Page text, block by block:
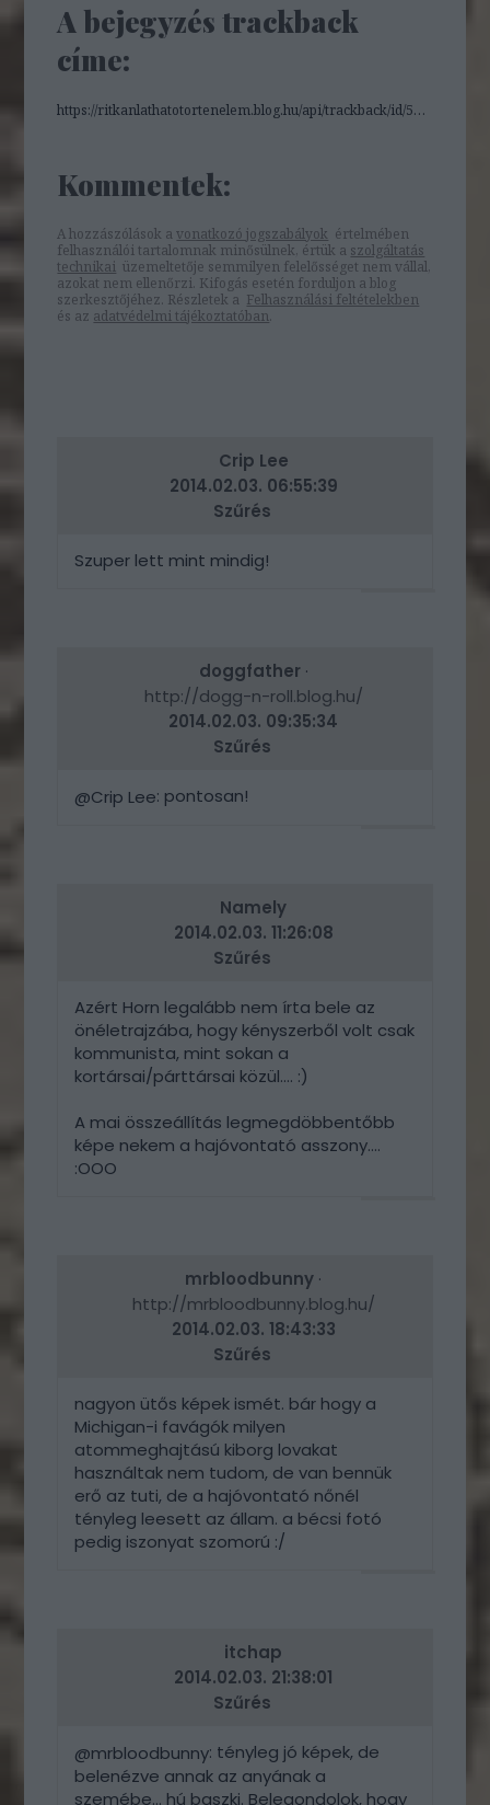
A bejegyzés trackback
címe:
https://ritkanlathatotortenelem.blog.hu/api/trackback/id/5759374
Kommentek:
A hozzászólások avonatkozó jogszabályok értelmében
felhasználói tartalomnak minősülnek, értük a szolgáltatás
technikai üzemeltetője semmilyen felelősséget nem vállal,
azokat nem ellenőrzi. Kifogás esetén forduljon a blog
szerkesztőjéhez. Részletek a Felhasználási feltételekben
és az adatvédelmi tájékoztatóban.
Crip Lee
2014.02.03. 06:55:39
Szűrés
Szuper lett mint mindig!
doggfather ·
http://dogg-n-roll.blog.hu/
2014.02.03. 09:35:34
Szűrés
@Crip Lee: pontosan!
Namely
2014.02.03. 11:26:08
Szűrés
Azért Horn legalább nem írta bele az
önéletrajzába, hogy kényszerből volt csak
kommunista, mint sokan a
kortársai/párttársai közül.... :)
A mai összeállítás legmegdöbbentőbb
képe nekem a hajóvontató asszony....
:OOO
mrbloodbunny ·
http://mrbloodbunny.blog.hu/
2014.02.03. 18:43:33
Szűrés
nagyon ütős képek ismét. bár hogy a
Michigan-i favágók milyen
atommeghajtású kiborg lovakat
használtak nem tudom, de van bennük
erő az tuti, de a hajóvontató nőnél
tényleg leesett az állam. a bécsi fotó
pedig iszonyat szomorú :/
itchap
2014.02.03. 21:38:01
Szűrés
@mrbloodbunny: tényleg jó képek, de
belenézve annak az anyának a
szemébe... hú baszki. Belegondolok, hogy